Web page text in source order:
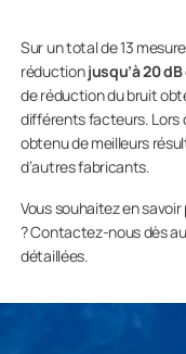
Sur un total de 13
réductionjusqu’à 20 dB
de réduction du bruit
différents facteurs. Lors
obtenu de meilleurs
d’autres fabricants.
Vous souhaitez en
? Contactez-nous dès
détaillées.